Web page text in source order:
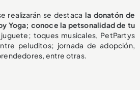
realizarán se destaca la donatón de
Yoga; conoce la petsonalidadde tu
toques musicales, PetPartys
peluditos; jornada de adopción,
entre otras.